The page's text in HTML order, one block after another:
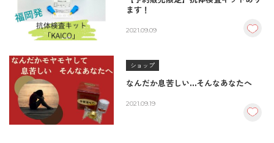
ます！
2021.09.09
ショップ
なんだか息苦しい…そんなあなたへ
2021.09.19